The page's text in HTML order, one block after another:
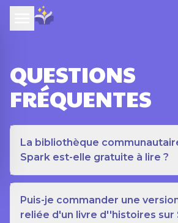
QUESTIONS
FRÉQUENTES
La bibliothèque
Spark est-elle gratuite à lire ?
Puis-je commander une
reliée d'un livre d''histoires sur